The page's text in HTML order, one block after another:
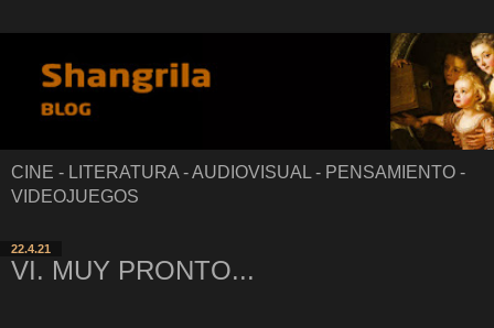
CINE - LITERATURA - AUDIOVISUAL - PENSAMIENTO -
VIDEOJUEGOS
22.4.21
VI. MUY PRONTO...